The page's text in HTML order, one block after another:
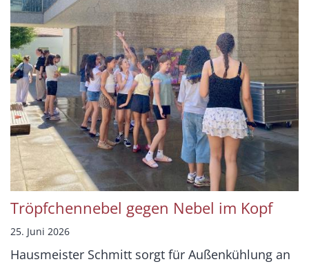
Tröpfchennebel gegen Nebel im Kopf
25. Juni 2026
Hausmeister Schmitt sorgt für Außenkühlung an